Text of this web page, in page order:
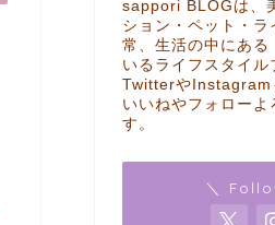
sappori BLOGは、
ション・ペット・ラ
常、生活の中にある
いるライフスタイル
TwitterやInstagram
いいねやフォローよ
す。
＼